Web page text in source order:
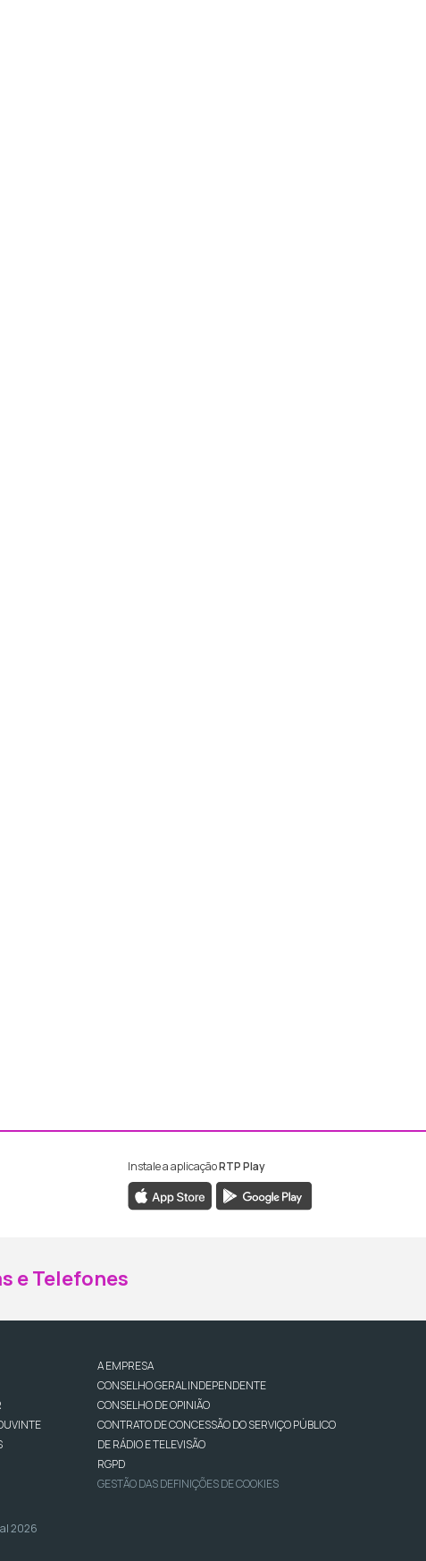
da RTP Madeira
Instagram da RTP Madeira
Instale a aplicaçãoRTP Play
e Telefones
A EMPRESA
CONSELHO GERAL INDEPENDENTE
CONSELHO DE OPINIÃO
CONTRATO DE CONCESSÃO DO SERVIÇO PÚBLICO
DE RÁDIO E TELEVISÃO
RGPD
GESTÃO DAS DEFINIÇÕES DE COOKIES
2026